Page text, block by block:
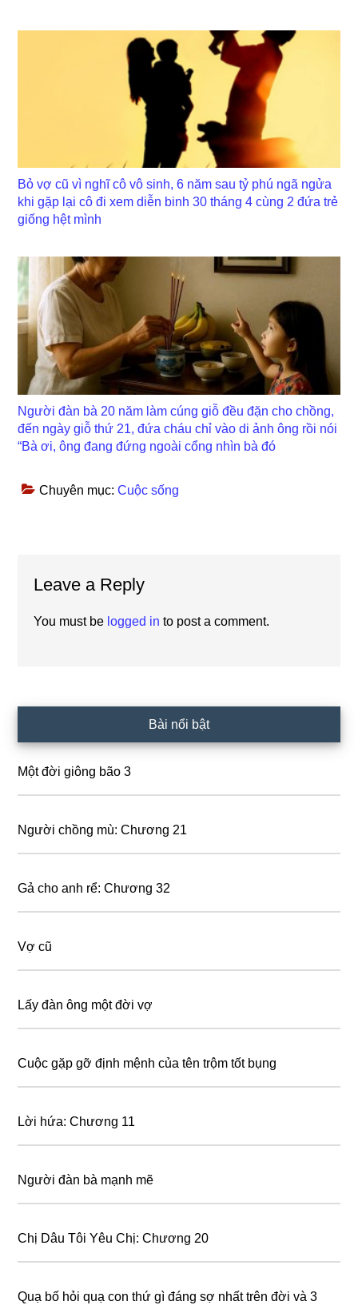
Bỏ vợ cũ vì nghĩ cô vô sinh, 6 năm sau tỷ phú ngã ngửa
khi gặp lại cô đi xem diễn binh 30 tháng 4 cùng 2 đứa trẻ
giống hệt mình
Người đàn bà 20 năm làm cúng giỗ đều đặn cho chồng,
đến ngày giỗ thứ 21, đứa cháu chỉ vào di ảnh ông rồi nói
“Bà ơi, ông đang đứng ngoài cổng nhìn bà đó
Chuyên mục:Cuộc sống
Interactions
Leave a Reply
You must be logged in to post a comment.
Sidebar
Bài nổi bật
Một đời giông bão 3
Người chồng mù: Chương 21
Gả cho anh rể: Chương 32
Vợ cũ
Lấy đàn ông một đời vợ
Cuộc gặp gỡ định mệnh của tên trộm tốt bụng
Lời hứa: Chương 11
Người đàn bà mạnh mẽ
Chị Dâu Tôi Yêu Chị: Chương 20
Quạ bố hỏi quạ con thứ gì đáng sợ nhất trên đời và 3